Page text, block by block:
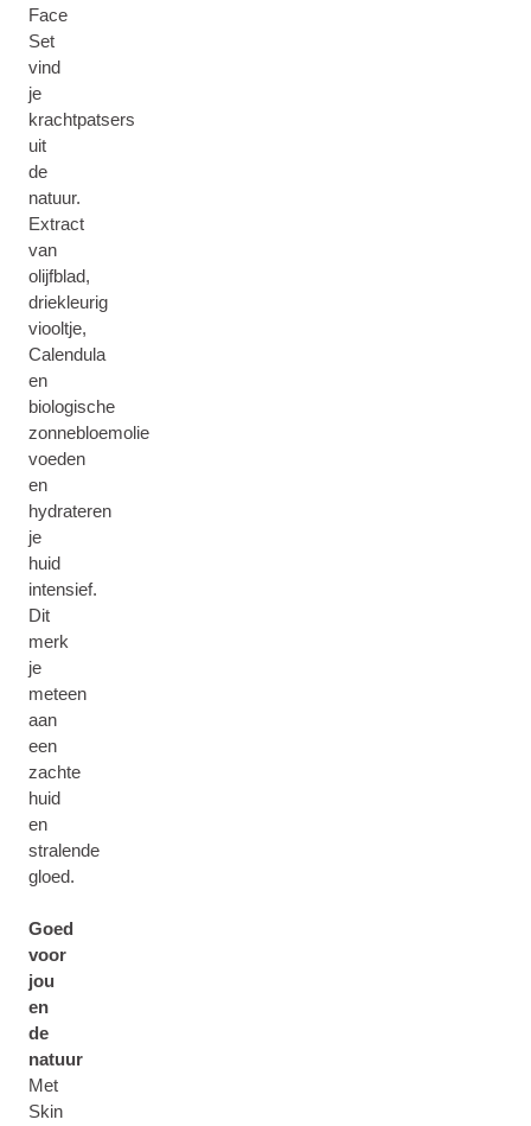
Face
Set
vind
je
krachtpatsers
uit
de
natuur.
Extract
van
olijfblad,
driekleurig
viooltje,
Calendula
en
biologische
zonnebloemolie
voeden
en
hydrateren
je
huid
intensief.
Dit
merk
je
meteen
aan
een
zachte
huid
en
stralende
gloed.
Goed
voor
jou
en
de
natuur
Met
Skin